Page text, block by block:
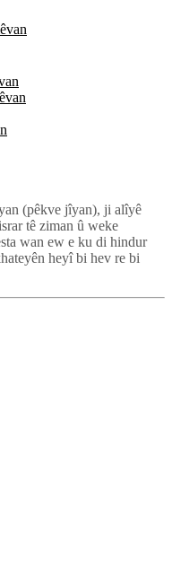
(pêkve jîyan), ji alîyê
tê ziman û weke
wan ew e ku di hindur
heyî bi hev re bi